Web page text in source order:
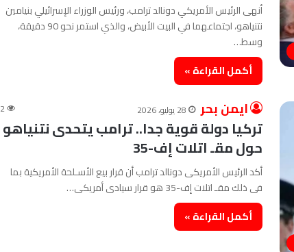
أنهى الرئيس الأمريكي دونالد ترامب، ورئيس الوزراء الإسرائيلي بنيامين
نتنياهو، اجتماعهما في البيت الأبيض، والذي استمر نحو 90 دقيقة،
وسط…
أكمل القراءة »
ايمن بحر 28 يوليو، 2026 2
تركيا دولة قوية جدا.. ترامب يتحدى نتنياهو
حول مقـ اتلات إف-35
أكد الرئيس الأمريكى دونالد ترامب أن قرار بيع الأسـلحة الأمريكية بما
فى ذلك مقـ اتلات إف-35 هو قرار سيادى أمريكى…
أكمل القراءة »